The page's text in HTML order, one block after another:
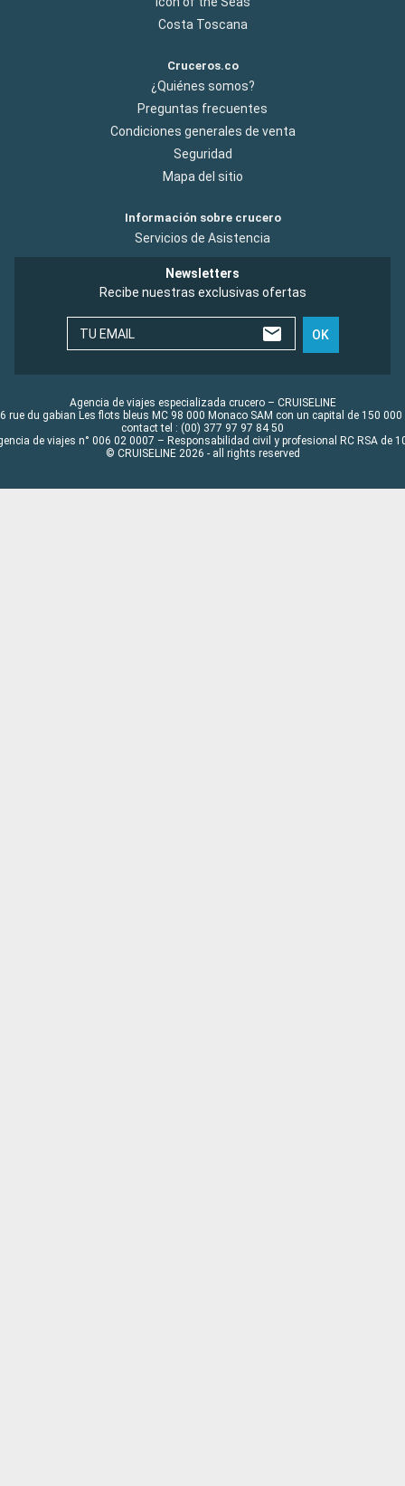
Costa Toscana
Cruceros.co
¿Quiénes somos?
Preguntas frecuentes
Condiciones generales de venta
Seguridad
Mapa del sitio
Información sobre crucero
Servicios de Asistencia
Newsletters
Recibe nuestras exclusivas ofertas
TU EMAIL OK
Agencia de viajes especializada crucero – CRUISELINE
rue du gabian Les flots bleus MC 98 000 Monaco SAM con un capital de 150 000
contact tel : (00) 377 97 97 84 50
de viajes n° 006 02 0007 – Responsabilidad civil y profesional RC RSA de
© CRUISELINE 2026 - all rights reserved